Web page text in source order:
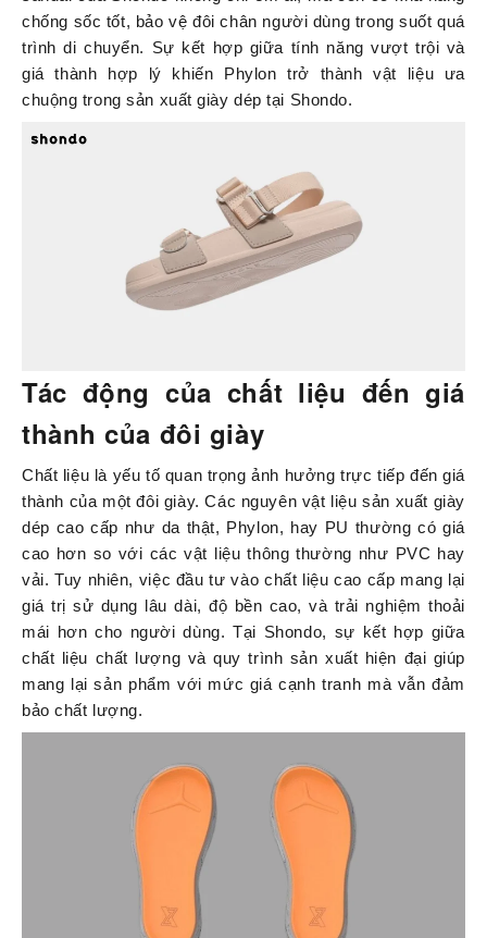
chống sốc tốt, bảo vệ đôi chân người dùng trong suốt quá
trình di chuyển. Sự kết hợp giữa tính năng vượt trội và
giá thành hợp lý khiến Phylon trở thành vật liệu ưa
chuộng trong sản xuất giày dép tại Shondo.
Tác động của chất liệu đến giá
thành của đôi giày
Chất liệu là yếu tố quan trọng ảnh hưởng trực tiếp đến giá
thành của một đôi giày. Các nguyên vật liệu sản xuất giày
dép cao cấp như da thật, Phylon, hay PU thường có giá
cao hơn so với các vật liệu thông thường như PVC hay
vải. Tuy nhiên, việc đầu tư vào chất liệu cao cấp mang lại
giá trị sử dụng lâu dài, độ bền cao, và trải nghiệm thoải
mái hơn cho người dùng. Tại Shondo, sự kết hợp giữa
chất liệu chất lượng và quy trình sản xuất hiện đại giúp
mang lại sản phẩm với mức giá cạnh tranh mà vẫn đảm
bảo chất lượng.